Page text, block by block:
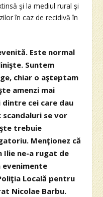
şi la mediul rural şi
în caz de recidivă în
Este normal
Suntem
chiar o aşteptam
amenzi mai
cei care dau
scandaluri se vor
trebuie
Menţionez că
Ilie ne-a rugat de
evenimente
Locală pentru
Nicolae Barbu.